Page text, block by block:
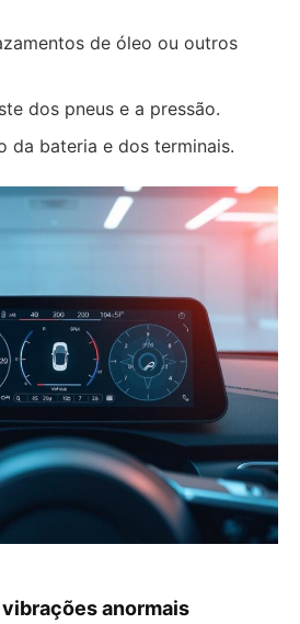
de óleo ou outros
dos pneus e a pressão.
da bateria e dos terminais.
anormais